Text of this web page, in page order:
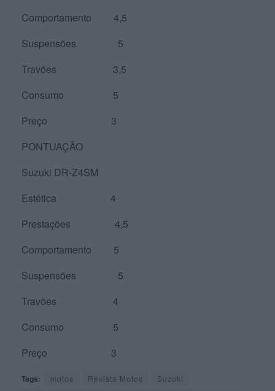
Comportamento 4,5
Suspensões 5
Travões 3,5
Consumo 5
Preço 3
PONTUAÇÃO
Suzuki DR-Z4SM
Estética 4
Prestações 4,5
Comportamento 5
Suspensões 5
Travões 4
Consumo 5
Preço 3
Tags: motos Revista Motos
Suzuki